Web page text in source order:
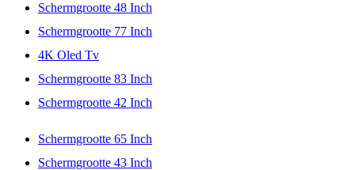
Schermgrootte 48 Inch
Schermgrootte 77 Inch
4K Oled Tv
Schermgrootte 83 Inch
Schermgrootte 42 Inch
Schermgrootte 65 Inch
Schermgrootte 43 Inch